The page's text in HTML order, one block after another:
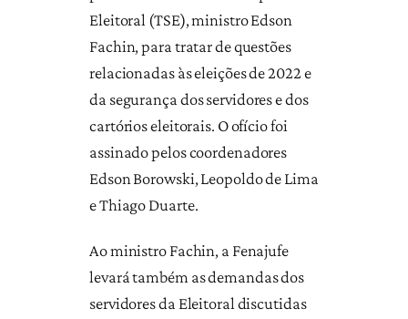
Eleitoral (TSE), ministro Edson
Fachin, para tratar de questões
relacionadas às eleições de 2022 e
da segurança dos servidores e dos
cartórios eleitorais. O ofício foi
assinado pelos coordenadores
Edson Borowski, Leopoldo de Lima
e Thiago Duarte.
Ao ministro Fachin, a Fenajufe
levará também as demandas dos
servidores da Eleitoral discutidas